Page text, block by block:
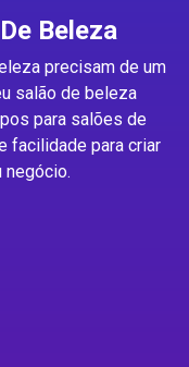
Beleza
precisam de um
salão de beleza
para salões de
facilidade para criar
negócio.